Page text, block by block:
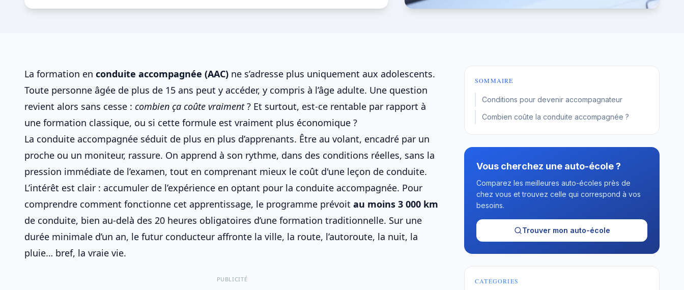
La formation en conduite accompagnée (AAC) ne s’adresse plus uniquement aux adolescents.
Toute personne âgée de plus de 15 ans peut y accéder, y compris à l’âge adulte. Une question
revient alors sans cesse : combien ça coûte vraiment? Et surtout, est-ce rentable par rapport à
une formation classique, ou si cette formule est vraiment plus économique ?
La conduite accompagnée séduit de plus en plus d’apprenants. Être au volant, encadré par un
proche ou un moniteur, rassure. On apprend à son rythme, dans des conditions réelles, sans la
pression immédiate de l’examen, tout en comprenant mieux le coût d'une leçon de conduite.
L’intérêt est clair : accumuler de l’expérience en optant pour la conduite accompagnée. Pour
comprendre comment fonctionne cet apprentissage, le programme prévoit au moins 3 000 km
de conduite, bien au-delà des 20 heures obligatoires d’une formation traditionnelle. Sur une
durée minimale d’un an, le futur conducteur affronte la ville, la route, l’autoroute, la nuit, la
pluie… bref, la vraie vie.
PUBLICITÉ
SOMMAIRE
Conditions pour devenir accompagnateur
Combien coûte la conduite accompagnée ?
Vous cherchez une auto-école ?
Comparez les meilleures auto-écoles près de
chez vous et trouvez celle qui correspond à vos
besoins.
Trouver mon auto-école
CATÉGORIES